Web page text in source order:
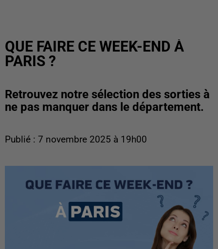
QUE FAIRE CE WEEK-END À
PARIS ?
Retrouvez notre sélection des sorties à
ne pas manquer dans le département.
Publié : 7 novembre 2025 à 19h00